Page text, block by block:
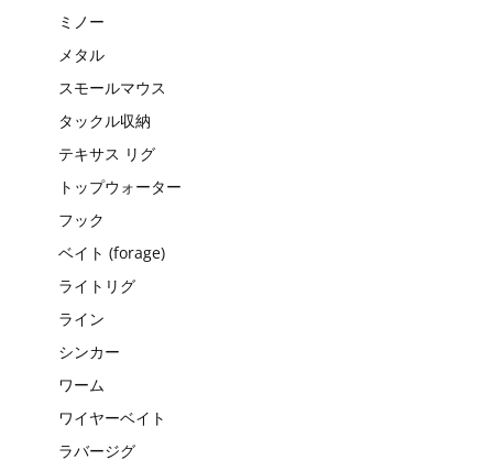
ミノー
メタル
スモールマウス
タックル収納
テキサス リグ
トップウォーター
フック
ベイト (forage)
ライトリグ
ライン
シンカー
ワーム
ワイヤーベイト
ラバージグ